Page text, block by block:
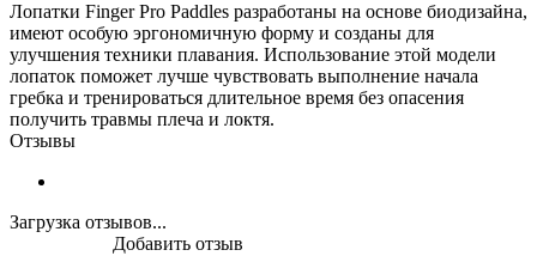
Лопатки Finger Pro Paddles разработаны на основе биодизайна,
имеют особую эргономичную форму и созданы для
улучшения техники плавания. Использование этой модели
лопаток поможет лучше чувствовать выполнение начала
гребка и тренироваться длительное время без опасения
получить травмы плеча и локтя.
Отзывы
Загрузка отзывов...
Добавить отзыв